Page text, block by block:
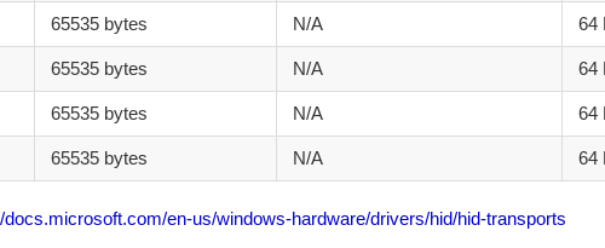
65535 bytes N/A 64
65535 bytes N/A 64
65535 bytes N/A 64
65535 bytes N/A 64
docs.microsoft.com/en-us/windows-hardware/drivers/hid/hid-transports